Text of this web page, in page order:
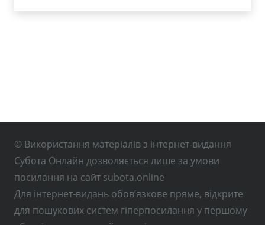
© Використання матеріалів з інтернет-видання
Субота Онлайн дозволяється лише за умови
посилання на сайт subota.online
Для інтернет-видань обов’язкове пряме, відкрите
для пошукових систем гіперпосилання у першому